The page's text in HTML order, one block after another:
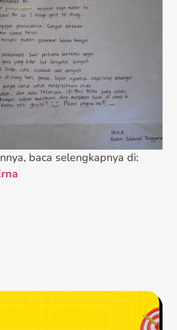
baca selengkapnya di: